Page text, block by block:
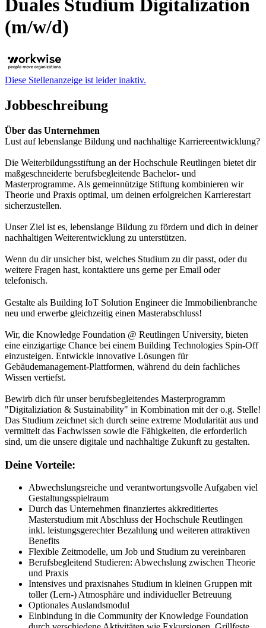
Duales Studium Digitalization
(m/w/d)
Diese Stellenanzeige ist leider inaktiv.
Jobbeschreibung
Über das Unternehmen
Lust auf lebenslange Bildung und nachhaltige Karriereentwicklung?
Die Weiterbildungsstiftung an der Hochschule Reutlingen bietet dir
maßgeschneiderte berufsbegleitende Bachelor- und
Masterprogramme. Als gemeinnützige Stiftung kombinieren wir
Theorie und Praxis optimal, um deinen erfolgreichen Karrierestart
sicherzustellen.
Unser Ziel ist es, lebenslange Bildung zu fördern und dich in deiner
nachhaltigen Weiterentwicklung zu unterstützen.
Wenn du dir unsicher bist, welches Studium zu dir passt, oder du
weitere Fragen hast, kontaktiere uns gerne per Email oder
telefonisch.
Gestalte als Building IoT Solution Engineer die Immobilienbranche
neu und erwerbe gleichzeitig einen Masterabschluss!
Wir, die Knowledge Foundation @ Reutlingen University, bieten
eine einzigartige Chance bei einem Building Technologies Spin-Off
einzusteigen. Entwickle innovative Lösungen für
Gebäudemanagement-Plattformen, während du dein fachliches
Wissen vertiefst.
Bewirb dich für unser berufsbegleitendes Masterprogramm
"Digitaliziation & Sustainability" in Kombination mit der o.g. Stelle!
Das Studium zeichnet sich durch seine extreme Modularität aus und
vermittelt das Fachwissen sowie die Fähigkeiten, die erforderlich
sind, um die unsere digitale und nachhaltige Zukunft zu gestalten.
Deine Vorteile:
Abwechslungsreiche und verantwortungsvolle Aufgaben viel
Gestaltungsspielraum
Durch das Unternehmen finanziertes akkreditiertes
Masterstudium mit Abschluss der Hochschule Reutlingen
inkl. leistungsgerechter Bezahlung und weiteren attraktiven
Benefits
Flexible Zeitmodelle, um Job und Studium zu vereinbaren
Berufsbegleitend Studieren: Abwechslung zwischen Theorie
und Praxis
Intensives und praxisnahes Studium in kleinen Gruppen mit
toller (Lern-) Atmosphäre und individueller Betreuung
Optionales Auslandsmodul
Einbindung in die Community der Knowledge Foundation